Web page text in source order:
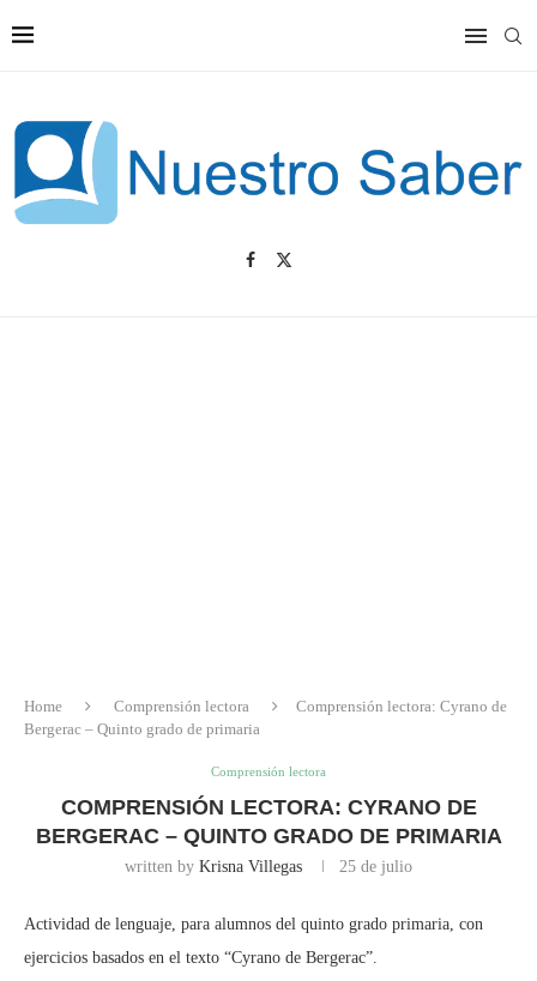
Home Comprensión lectora
Comprensión lectora: Cyrano de
Bergerac – Quinto grado de primaria
Comprensión lectora
COMPRENSIÓN LECTORA: CYRANO DE
BERGERAC – QUINTO GRADO DE PRIMARIA
written by Krisna Villegas 25 de julio
Actividad de lenguaje, para alumnos del quinto grado primaria, con
ejercicios basados en el texto “Cyrano de Bergerac”.